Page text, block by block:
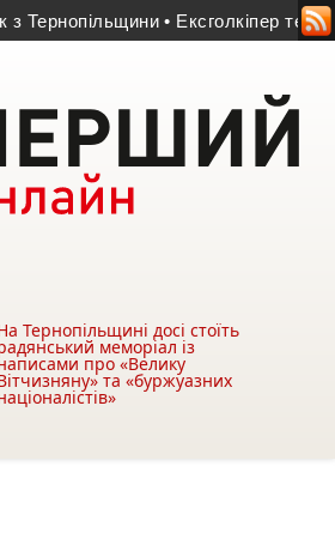
• Ексголкіпер
Тернопільщині досі стоїть
меморіал із
про «Велику
та «буржуазних